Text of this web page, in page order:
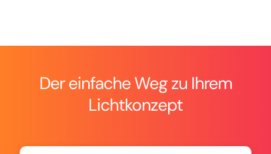
Der einfache Weg zu Ihrem
Lichtkonzept